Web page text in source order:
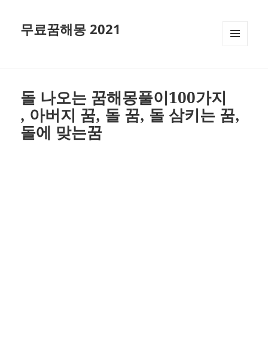
무료꿈해몽 2021
돌 나오는 꿈해몽풀이100가지
, 아버지 꿈, 돌 꿈, 돌 삼키는 꿈,
돌에 맞는꿈